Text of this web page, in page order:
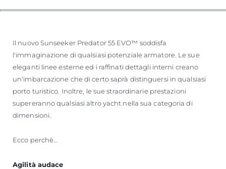
Il nuovo Sunseeker Predator 55 EVO™ soddisfa
l'immaginazione di qualsiasi potenziale armatore. Le sue
eleganti linee esterne ed i raffinati dettagli interni creano
un'imbarcazione che di certo saprà distinguersi in qualsiasi
porto turistico. Inoltre, le sue straordinarie prestazioni
supereranno qualsiasi altro yacht nella sua categoria di
dimensioni.
Ecco perchè…
Agilità audace